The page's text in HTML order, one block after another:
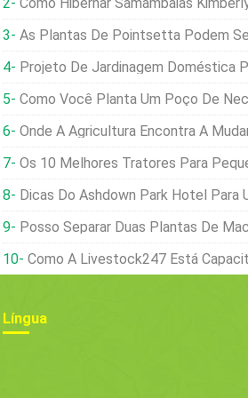
As Plantas De Pointsetta Podem Ser
Projeto De Jardinagem Doméstica
Como Você Planta Um Poço De
Onde A Agricultura Encontra A Mudança Climática... E
Os 10 Melhores Tratores Para Pequenas
Dicas Do Ashdown Park Hotel Para
Posso Separar Duas Plantas De Maconha Que
Como A Livestock247 Está Capacitando Pequenos
Língua